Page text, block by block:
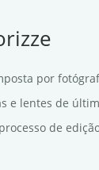
por
e lentes de
de